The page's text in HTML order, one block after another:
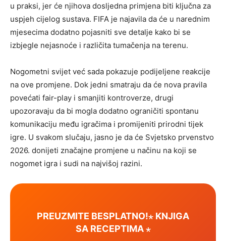
u praksi, jer će njihova dosljedna primjena biti ključna za
uspjeh cijelog sustava. FIFA je najavila da će u narednim
mjesecima dodatno pojasniti sve detalje kako bi se
izbjegle nejasnoće i različita tumačenja na terenu.
Nogometni svijet već sada pokazuje podijeljene reakcije
na ove promjene. Dok jedni smatraju da će nova pravila
povećati fair-play i smanjiti kontroverze, drugi
upozoravaju da bi mogla dodatno ograničiti spontanu
komunikaciju među igračima i promijeniti prirodni tijek
igre. U svakom slučaju, jasno je da će Svjetsko prvenstvo
2026. donijeti značajne promjene u načinu na koji se
nogomet igra i sudi na najvišoj razini.
PREUZMITE BESPLATNO!⋆ KNJIGA
SA RECEPTIMA ⋆